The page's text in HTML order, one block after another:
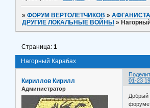
»ФОРУМ ВЕРТОЛЕТЧИКОВ »
ДРУГИЕ ЛОКАЛЬНЫЕ ВОЙНЫ »
Нагорный Карабах
Страница:1
01-23
Кириллов Кирилл
Администратор
Добрый
форуме